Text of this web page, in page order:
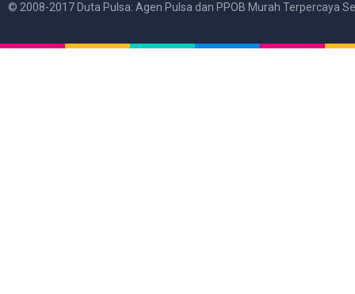
© 2008-2017 Duta Pulsa: Agen Pulsa dan PPOB Murah Terpercaya